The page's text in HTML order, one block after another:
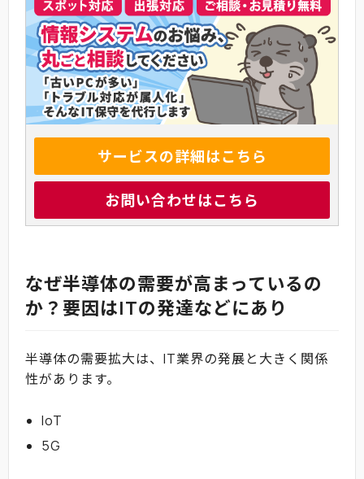
サービスの詳細はこちら
お問い合わせはこちら
なぜ半導体の需要が高まっているの
か？要因はITの発達などにあり
半導体の需要拡大は、IT業界の発展と大きく関係
性があります。
IoT
5G